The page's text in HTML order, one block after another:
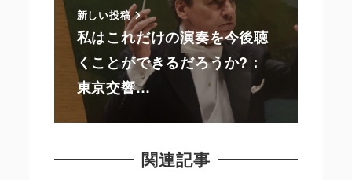
新しい投稿
私はこれだけの演奏を今後聴
くことができるだろうか?：
東京交響…
関連記事